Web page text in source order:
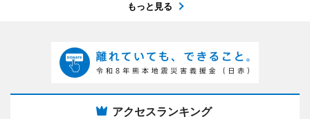
もっと見る
アクセスランキング